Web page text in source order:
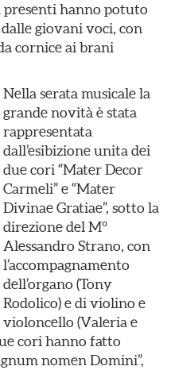
hanno potuto
giovani voci, con
cornice ai brani
Nella serata musicale la
grande novità è stata
rappresentata
dall’esibizione unita dei
due cori “Mater Decor
Carmeli” e “Mater
Divinae Gratiae”, sotto la
direzione del M°
Alessandro Strano, con
l’accompagnamento
dell’organo (Tony
Rodolico) e di violino e
violoncello (Valeria e
cori hanno fatto
nomen Domini”,